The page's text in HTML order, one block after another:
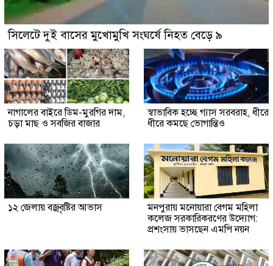
সিলেটে দুই বাসের মুখোমুখি সংঘর্ষে নিহত বেড়ে ৯
নাগালের বাইরে ডিম-মুরগির দাম,
চড়া মাছ ও সবজির বাজার
স্বাভাবিক হচ্ছে গ্যাস সরবরাহ, ধীরে
ধীরে কমছে ভোগান্তিও
১২ জেলায় বজ্রবৃষ্টির আভাস
মনপুরায় মনোয়ারা বেগম মহিলা
কলেজ সরকারিকরণের উদ্যোগ:
প্রশংসায় ভাসছেন এমপি নয়ন